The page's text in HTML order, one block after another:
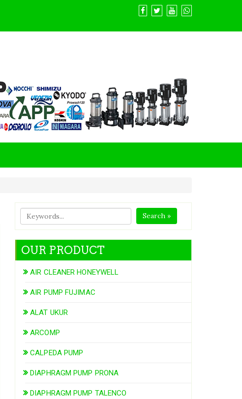
Search »
OUR PRODUCT
AIR CLEANER HONEYWELL
AIR PUMP FUJIMAC
ALAT UKUR
ARCOMP
CALPEDA PUMP
DIAPHRAGM PUMP PRONA
DIAPHRAGM PUMP TALENCO